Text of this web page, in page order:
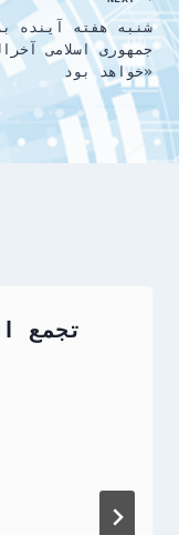
جمهوری اسلامی
خواهد بود»
تجمع